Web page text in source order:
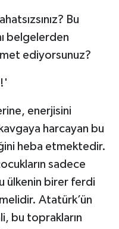
Bu
belgelerden
ediyorsunuz?
enerjisini
harcayan bu
heba etmektedir.
sadece
ülkenin birer ferdi
Atatürk’ün
bu toprakların